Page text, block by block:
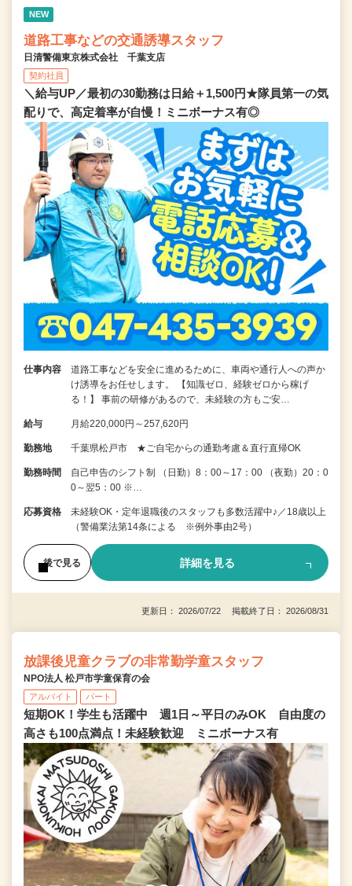
NEW
道路工事などの交通誘導スタッフ
日清警備東京株式会社 千葉支店
契約社員
＼給与UP／最初の30勤務は日給＋1,500円★隊員第一の気
配りで、高定着率が自慢！ミニボーナス有◎
仕事内容
道路工事などを安全に進めるために、車両や通行人への声か
け誘導をお任せします。 【知識ゼロ、経験ゼロから稼げ
る！】 事前の研修があるので、未経験の方もご安…
給与 月給220,000円～257,620円
勤務地 千葉県松戸市 ★ご自宅からの通勤考慮＆直行直帰OK
勤務時間
自己申告のシフト制 （日勤）8：00～17：00 （夜勤）20：0
0～翌5：00 ※…
応募資格
未経験OK・定年退職後のスタッフも多数活躍中♪／18歳以上
（警備業法第14条による ※例外事由2号）
後で見る 詳細を見る
更新日： 2026/07/22 掲載終了日： 2026/08/31
放課後児童クラブの非常勤学童スタッフ
NPO法人 松戸市学童保育の会
アルバイト パート
短期OK！学生も活躍中 週1日～平日のみOK 自由度の
高さも100点満点！未経験歓迎 ミニボーナス有